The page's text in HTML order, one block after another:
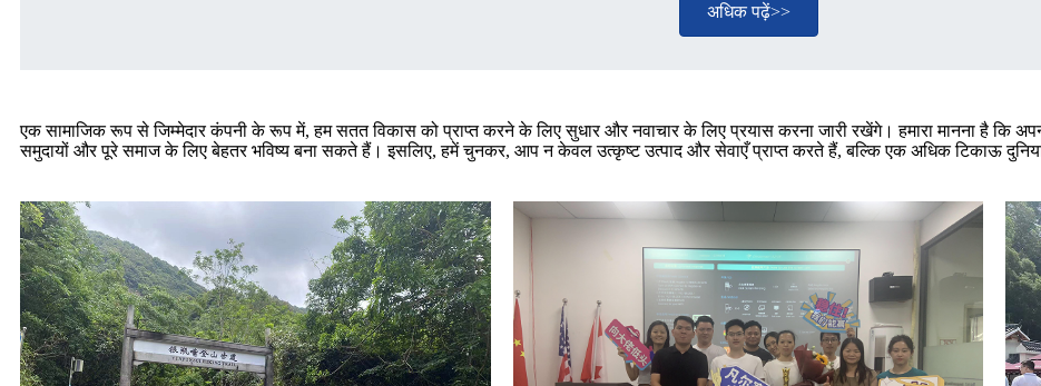
अधिक पढ़ें>>
एक सामाजिक रूप से जिम्मेदार कंपनी के रूप में, हम सतत विकास को प्राप्त करने के लिए सुधार और नवाचार के लिए प्रयास करना जारी रखेंगे। हमारा मानना ​​है कि
समुदायों और पूरे समाज के लिए बेहतर भविष्य बना सकते हैं। इसलिए, हमें चुनकर, आप न केवल उत्कृष्ट उत्पाद और सेवाएँ प्राप्त करते हैं, बल्कि एक अधिक टिकाऊ दुनिया